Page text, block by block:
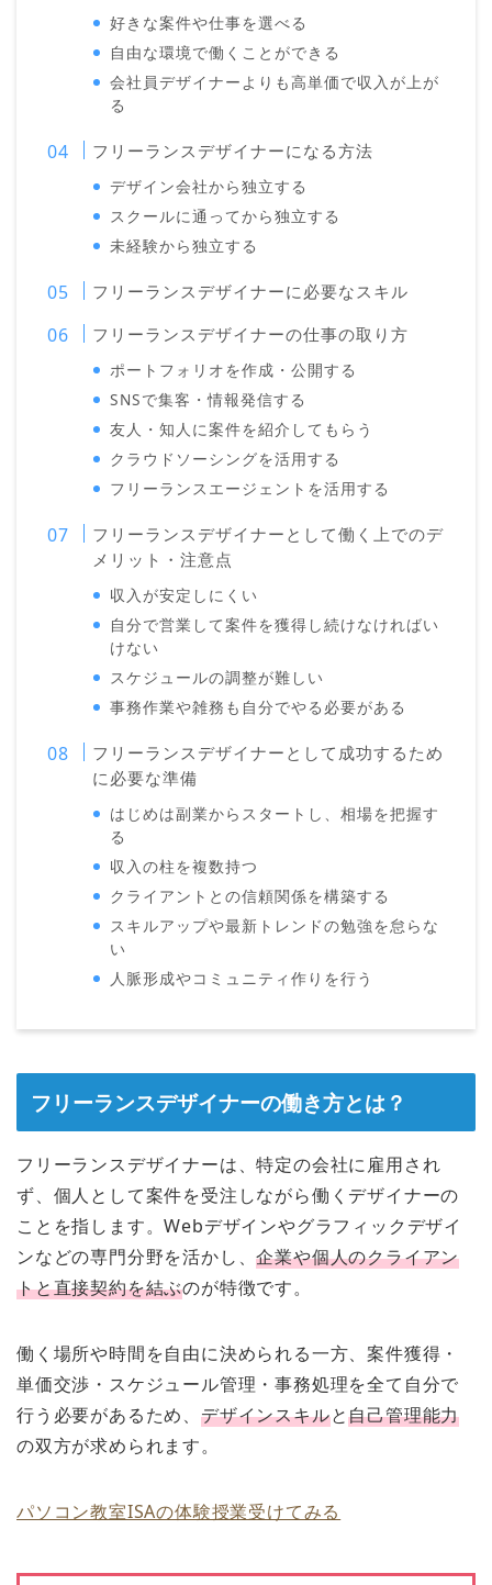
好きな案件や仕事を選べる
自由な環境で働くことができる
会社員デザイナーよりも高単価で収入が上が
る
フリーランスデザイナーになる方法
デザイン会社から独立する
スクールに通ってから独立する
未経験から独立する
フリーランスデザイナーに必要なスキル
フリーランスデザイナーの仕事の取り方
ポートフォリオを作成・公開する
SNSで集客・情報発信する
友人・知人に案件を紹介してもらう
クラウドソーシングを活用する
フリーランスエージェントを活用する
フリーランスデザイナーとして働く上でのデ
メリット・注意点
収入が安定しにくい
自分で営業して案件を獲得し続けなければい
けない
スケジュールの調整が難しい
事務作業や雑務も自分でやる必要がある
フリーランスデザイナーとして成功するため
に必要な準備
はじめは副業からスタートし、相場を把握す
る
収入の柱を複数持つ
クライアントとの信頼関係を構築する
スキルアップや最新トレンドの勉強を怠らな
い
人脈形成やコミュニティ作りを行う
フリーランスデザイナーの働き方とは？
フリーランスデザイナーは、特定の会社に雇用され
ず、個人として案件を受注しながら働くデザイナーの
ことを指します。Webデザインやグラフィックデザイ
ンなどの専門分野を活かし、企業や個人のクライアン
トと直接契約を結ぶのが特徴です。
働く場所や時間を自由に決められる一方、案件獲得・
単価交渉・スケジュール管理・事務処理を全て自分で
行う必要があるため、 デザインスキルと自己管理能力
の双方が求められます。
パソコン教室ISAの体験授業受けてみる